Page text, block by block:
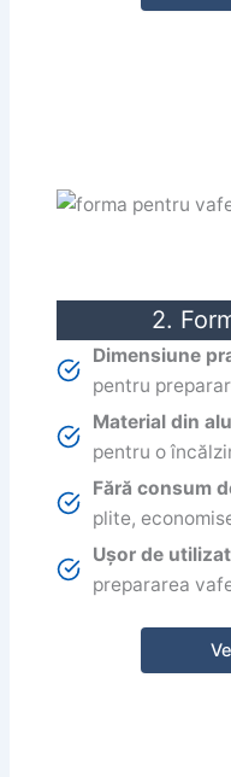
2.
Dimensiune
pentru
Material din
pentru o
Fără consum
plite,
Ușor de
prepararea